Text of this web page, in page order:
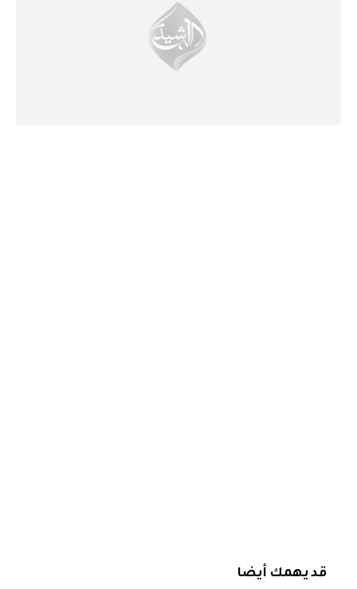
قد يهمك أيضا